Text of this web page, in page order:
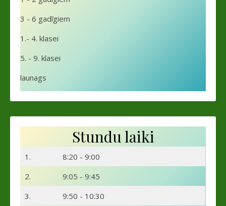
3 - 6 gadīgiem
1.- 4. klasei
5. - 9. klasei
launags
Stundu laiki
1.
8:20 - 9:00
2.
9:05 - 9:45
3.
9:50 - 10:30